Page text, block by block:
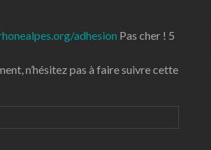
adhesion Pas cher ! 5
n’hésitez pas à faire suivre cette